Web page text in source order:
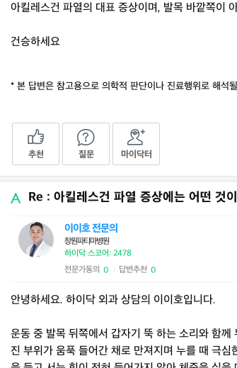
아킬레스건 파열의 대표 증상이며, 발목 바깥쪽이
건승하세요
* 본 답변은 참고용으로 의학적 판단이나 진료행위로 해석
추천 질문 마이닥터
Re : 아킬레스건 파열 증상에는 어떤 것
이이호 전문의
창원파티마병원
하이닥 스코어: 2478
전문가동의 0 답변추천 0
안녕하세요. 하이닥 외과 상담의 이이호입니다.
운동 중 발목 뒤쪽에서 갑자기 뚝 하는 소리와 함
진 부위가 움푹 들어간 채로 만져지며 누를 때 극